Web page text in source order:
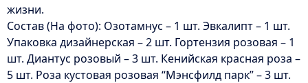
жизни.
Состав (На фото): Озотамнус – 1 шт. Эвкалипт – 1 шт.
Упаковка дизайнерская – 2 шт. Гортензия розовая – 1
шт. Диантус розовый – 3 шт. Кенийская красная роза –
5 шт. Роза кустовая розовая “Мэнсфилд парк” – 3 шт.